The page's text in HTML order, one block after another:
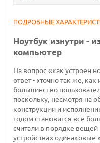
ПОДРОБНЫЕ
Ноутбук изнутри -
компьютер
На вопрос «как устроен
ответ - «точно так же,
большинство
поскольку, несмотря на
конструкции и
годом становится все
считали в порядке вещей
устройствах одинаковые